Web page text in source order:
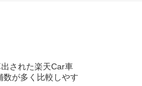
された楽天Car車
が多く比較しやす